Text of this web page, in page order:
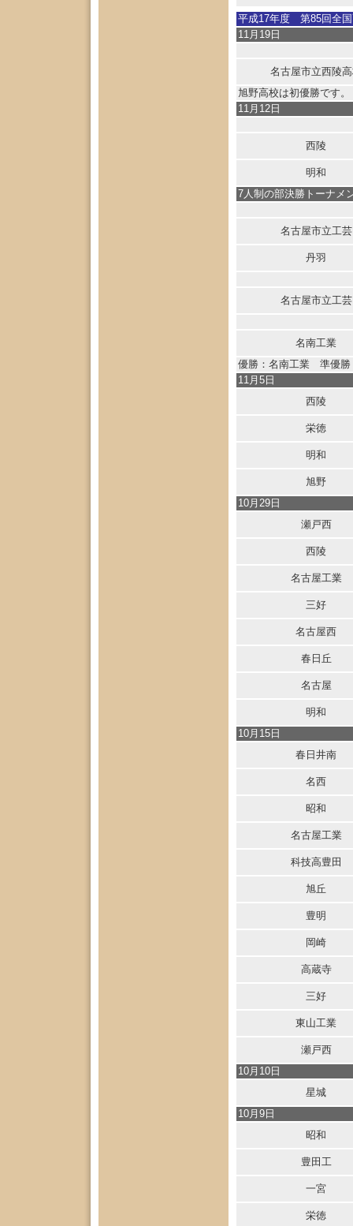
平成17年度 第85回全国
11月19日
名古屋市立西陵
旭野高校は初優勝です。
11月12日
西陵
明和
7人制の部決勝トーナメ
名古屋市立工芸
丹羽
名古屋市立工芸
名南工業
優勝：名南工業 準優
11月5日
西陵
栄徳
明和
旭野
10月29日
瀬戸西
西陵
名古屋工業
三好
名古屋西
春日丘
名古屋
明和
10月15日
春日井南
名西
昭和
名古屋工業
科技高豊田
旭丘
豊明
岡崎
高蔵寺
三好
東山工業
瀬戸西
10月10日
星城
10月9日
昭和
豊田工
一宮
栄徳